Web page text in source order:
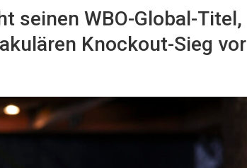
seinen WBO-Global-Titel,
Knockout-Sieg vor